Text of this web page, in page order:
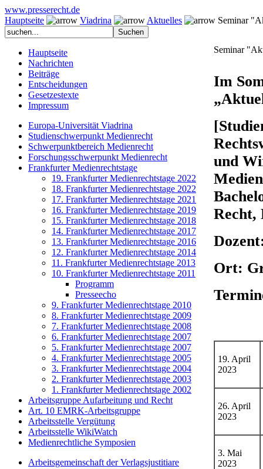
www.presserecht.de
Hauptseite
Viadrina Aktuelles Seminar
Hauptseite
Nachrichten
Beiträge
Entscheidungen
Gesetzestexte
Impressum
Europa-Universität Viadrina
Studienschwerpunkt Medienrecht
Schwerpunktbereich Medienrecht
Forschungsschwerpunkt Medienrecht
Frankfurter Medienrechtstage
19. Frankfurter Medienrechtstage 2022
18. Frankfurter Medienrechtstage 2022
17. Frankfurter Medienrechtstage 2021
16. Frankfurter Medienrechtstage 2019
15. Frankfurter Medienrechtstage 2018
14. Frankfurter Medienrechtstage 2017
13. Frankfurter Medienrechtstage 2016
12. Frankfurter Medienrechtstage 2014
11. Frankfurter Medienrechtstage 2013
10. Frankfurter Medienrechtstage 2011
Programm
Presseecho
9. Frankfurter Medienrechtstage 2010
8. Frankfurter Medienrechtstage 2009
7. Frankfurter Medienrechtstage 2008
6. Frankfurter Medienrechtstage 2007
5. Frankfurter Medienrechtstage 2007
4. Frankfurter Medienrechtstage 2005
3. Frankfurter Medienrechtstage 2004
2. Frankfurter Medienrechtstage 2003
1. Frankfurter Medienrechtstage 2002
Arbeitsgruppe Aufarbeitung und Recht
Art. 10 EMRK-Arbeitsgruppe
Arbeitsstelle Vergütung
Arbeitsstelle WikiWatch
Medienrechtliche Symposien
Arbeitsgemeinschaft der Verlagsjustitiare
Seminar
Im
und
Ort:
19. April
2023
26. April
2023
3. Mai
2023